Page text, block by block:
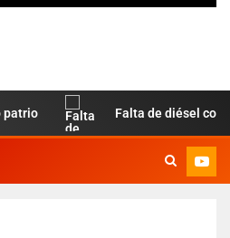
Falta de diésel complica